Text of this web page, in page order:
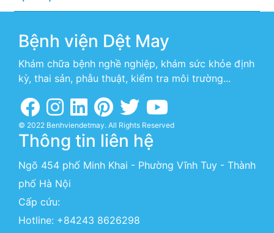
Bệnh viện Dệt May
Khám chữa bệnh nghề nghiệp, khám sức khỏe định
kỳ, thai sản, phẫu thuật, kiểm tra môi trường...
© 2022 Benhviendetmay. All Rights Reserved
Thông tin liên hệ
Ngõ 454 phố Minh Khai - Phường Vĩnh Tuy - Thành
phố Hà Nội
Cấp cứu:
Hotline: +84243 8626298